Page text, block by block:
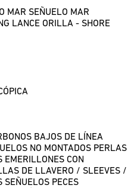
MAR SEÑUELO MAR
LANCE ORILLA - SHORE
BAJOS DE LÍNEA
NO MONTADOS PERLAS
EMERILLONES CON
DE LLAVERO / SLEEVES /
SEÑUELOS PECES